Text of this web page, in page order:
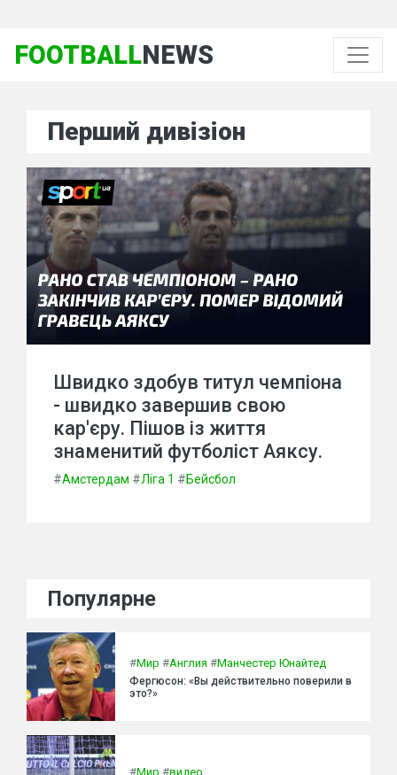
FOOTBALLNEWS
Перший дивізіон
Швидко здобув титул чемпіона
- швидко завершив свою
кар'єру. Пішов із життя
знаменитий футболіст Аяксу.
#Амстердам #Ліга 1 #Бейсбол
Популярне
#Мир #Англия #Манчестер Юнайтед
Фергюсон: «Вы действительно поверили в
это?»
#Мир #видео